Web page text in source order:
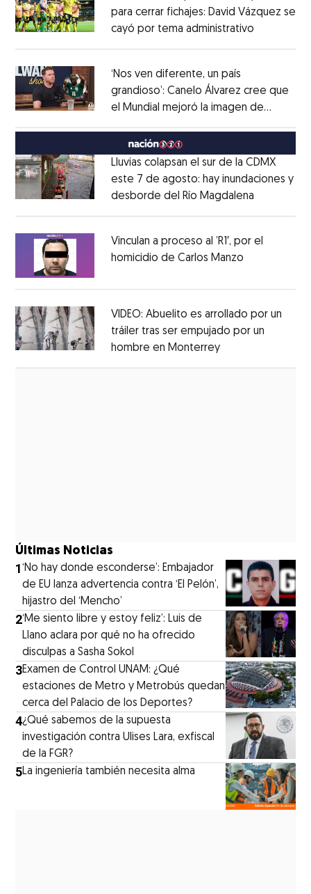
para cerrar fichajes: David Vázquez se
cayó por tema administrativo
‘Nos ven diferente, un país
grandioso’: Canelo Álvarez cree que
el Mundial mejoró la imagen de
MéxicoOpens in new window
Lluvias colapsan el sur de la CDMX
este 7 de agosto: hay inundaciones y
desborde del Río Magdalena
Vinculan a proceso al ’R1′, por el
homicidio de Carlos Manzo
VIDEO: Abuelito es arrollado por un
tráiler tras ser empujado por un
hombre en MonterreyOpens in new
Últimas Noticias
1‘No hay donde esconderse’: Embajador
de EU lanza advertencia contra ‘El Pelón’,
hijastro del ‘Mencho’
2‘Me siento libre y estoy feliz’: Luis de
Llano aclara por qué no ha ofrecido
disculpas a Sasha Sokol
3Examen de Control UNAM: ¿Qué
estaciones de Metro y Metrobús quedan
cerca del Palacio de los Deportes?
4¿Qué sabemos de la supuesta
investigación contra Ulises Lara, exfiscal
de la FGR?
5La ingeniería también necesita alma